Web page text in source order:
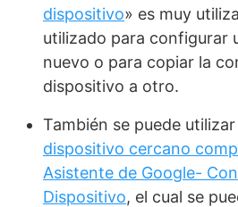
dispositivo» es muy
utilizado para configurar
nuevo o para copiar la
dispositivo a otro.
También se puede
dispositivo cercano
Asistente de Google-
Dispositivo, el cual se